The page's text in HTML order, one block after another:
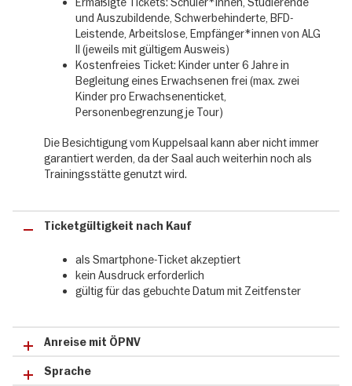
Olympiapark
✓ Einblicke in nicht-öffentlichen Bereiche & Kuppelsaal
✓ Wissenswertes zu Sport, Kultur und Architektur
✓ Direkt als Smartphone-Ticket einlösbar
und Auszubildende, Schwerbehinderte, BFD-
Leistende, Arbeitslose, Empfänger*innen von ALG
II (jeweils mit gültigem Ausweis)
Kostenfreies Ticket: Kinder unter 6 Jahre in
Begleitung eines Erwachsenen frei (max. zwei
Kinder pro Erwachsenenticket,
Personenbegrenzung je Tour)
Die Besichtigung vom Kuppelsaal kann aber nicht immer
garantiert werden, da der Saal auch weiterhin noch als
Trainingsstätte genutzt wird.
Ticketgültigkeit nach Kauf
als Smartphone-Ticket akzeptiert
kein Ausdruck erforderlich
gültig für das gebuchte Datum mit Zeitfenster
Anreise mit ÖPNV
Sprache